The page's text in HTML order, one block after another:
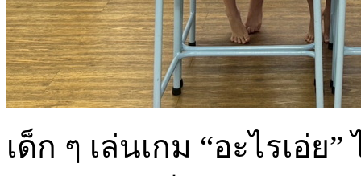
เด็ก ๆ เล่นเกม “อะไรเอ่